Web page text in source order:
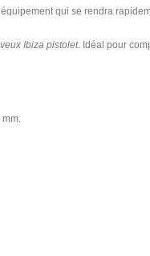
qui se rendra
Ibiza pistolet. Idéal pour